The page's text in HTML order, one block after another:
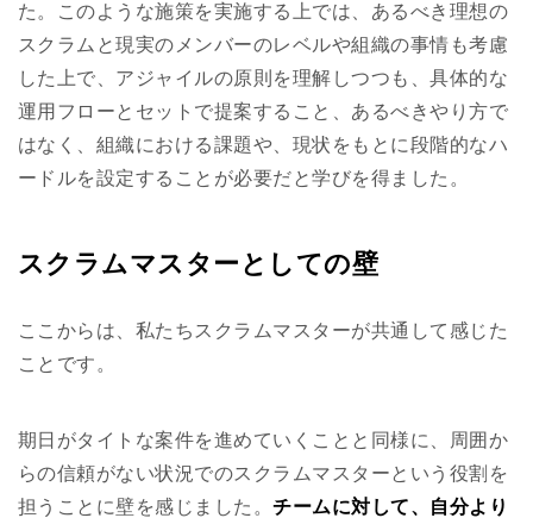
た。このような施策を実施する上では、あるべき理想の
スクラムと現実のメンバーのレベルや組織の事情も考慮
した上で、アジャイルの原則を理解しつつも、具体的な
運用フローとセットで提案すること、あるべきやり方で
はなく、組織における課題や、現状をもとに段階的なハ
ードルを設定することが必要だと学びを得ました。
スクラムマスターとしての壁
ここからは、私たちスクラムマスターが共通して感じた
ことです。
期日がタイトな案件を進めていくことと同様に、周囲か
らの信頼がない状況でのスクラムマスターという役割を
担うことに壁を感じました。チームに対して、自分より